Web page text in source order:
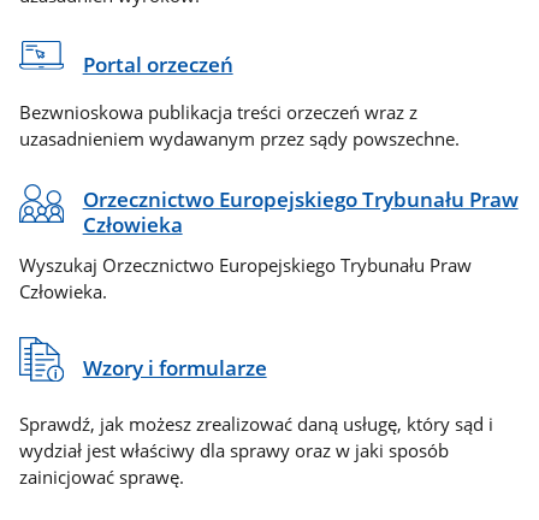
Portal orzeczeń
Bezwnioskowa publikacja treści orzeczeń wraz z
uzasadnieniem wydawanym przez sądy powszechne.
Orzecznictwo Europejskiego Trybunału Praw
Człowieka
Wyszukaj Orzecznictwo Europejskiego Trybunału Praw
Człowieka.
Wzory i formularze
Sprawdź, jak możesz zrealizować daną usługę, który sąd i
wydział jest właściwy dla sprawy oraz w jaki sposób
zainicjować sprawę.